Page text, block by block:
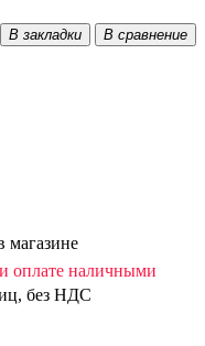
В закладки В сравнение
магазине
оплате наличными
без НДС